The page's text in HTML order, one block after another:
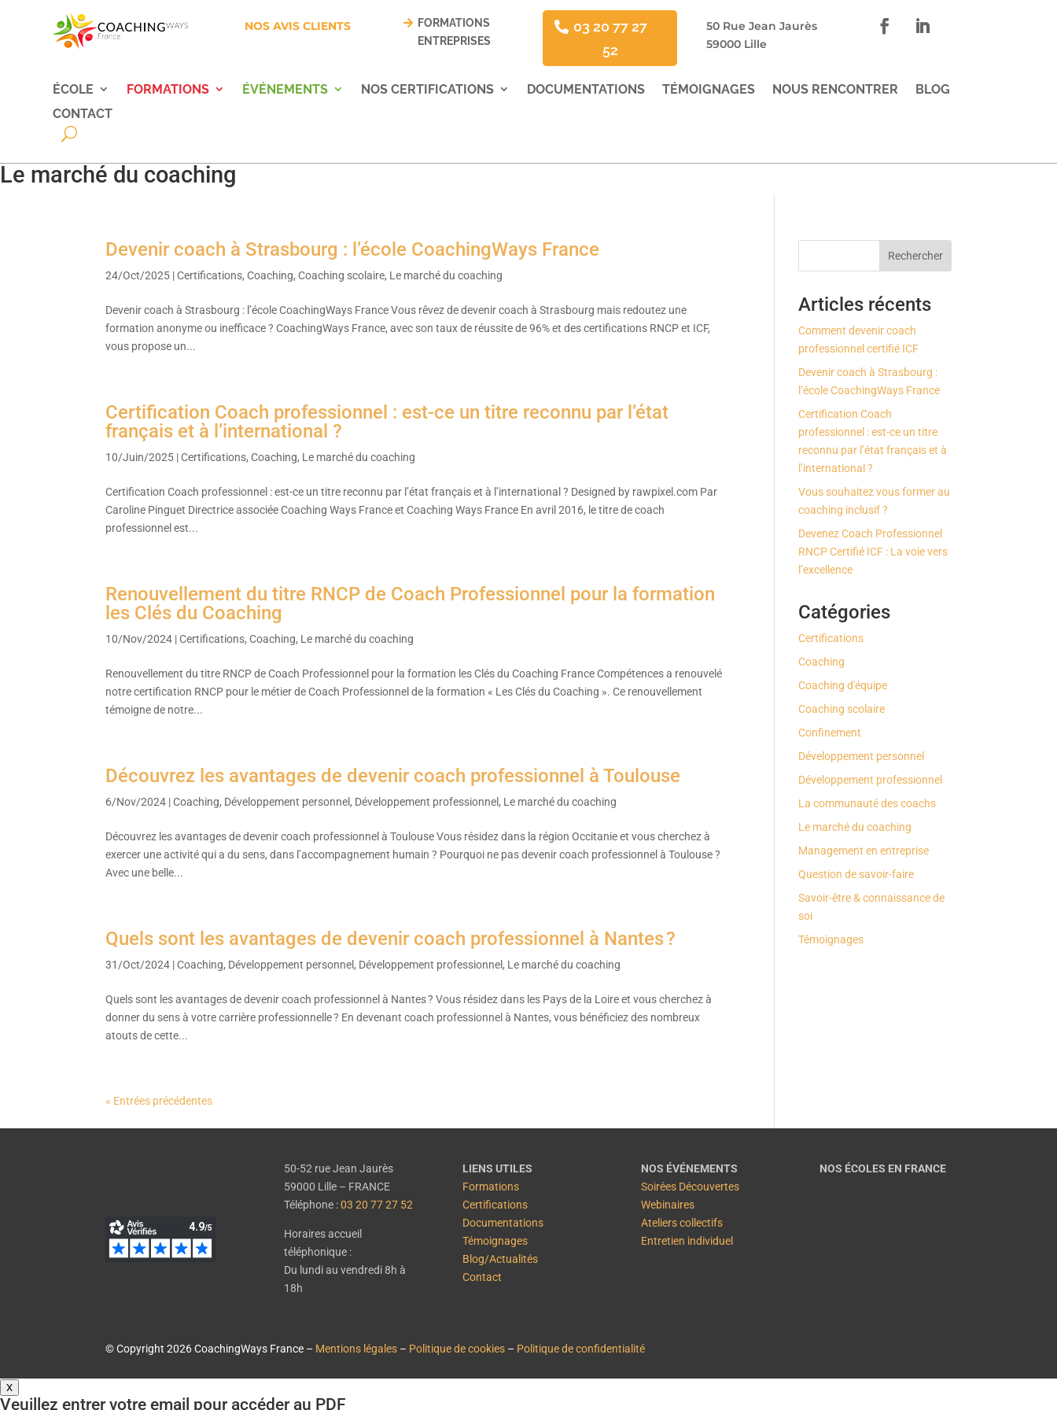
NOS AVIS CLIENTS
FORMATIONS
ENTREPRISES
03 20 77 27
52
50 Rue Jean Jaurès
59000 Lille
ÉCOLE FORMATIONS ÉVÉNEMENTS NOS CERTIFICATIONS DOCUMENTATIONS TÉMOIGNAGES NOUS RENCONTRER
BLOG
CONTACT
Le marché du coaching
Devenir coach à Strasbourg : l’école CoachingWays France
24/Oct/2025 |Certifications,Coaching,Coaching scolaire, Le marché du coaching
Devenir coach à Strasbourg : l’école CoachingWays France Vous rêvez de devenir coach à Strasbourg mais redoutez une
formation anonyme ou inefficace ? CoachingWays France, avec son taux de réussite de 96% et des certifications RNCP et ICF,
vous propose un...
Certification Coach professionnel : est-ce un titre reconnu par l’état
français et à l’international ?
10/Juin/2025 |Certifications,Coaching, Le marché du coaching
Certification Coach professionnel : est-ce un titre reconnu par l’état français et à l’international ? Designed by rawpixel.com Par
Caroline Pinguet Directrice associée Coaching Ways France et Coaching Ways France En avril 2016, le titre de coach
professionnel est...
Renouvellement du titre RNCP de Coach Professionnel pour la formation
les Clés du Coaching
10/Nov/2024 |Certifications,Coaching, Le marché du coaching
Renouvellement du titre RNCP de Coach Professionnel pour la formation les Clés du Coaching France Compétences a renouvelé
notre certification RNCP pour le métier de Coach Professionnel de la formation « Les Clés du Coaching ». Ce renouvellement
témoigne de notre...
Découvrez les avantages de devenir coach professionnel à Toulouse
6/Nov/2024 |Coaching, Développement personnel, Développement professionnel, Le marché du coaching
Découvrez les avantages de devenir coach professionnel à Toulouse Vous résidez dans la région Occitanie et vous cherchez à
exercer une activité qui a du sens, dans l’accompagnement humain ? Pourquoi ne pas devenir coach professionnel à Toulouse ?
Avec une belle...
Quels sont les avantages de devenir coach professionnel à Nantes ?
31/Oct/2024 |Coaching, Développement personnel, Développement professionnel, Le marché du coaching
Quels sont les avantages de devenir coach professionnel à Nantes ? Vous résidez dans les Pays de la Loire et vous cherchez à
donner du sens à votre carrière professionnelle ? En devenant coach professionnel à Nantes, vous bénéficiez des nombreux
atouts de cette...
« Entrées précédentes
Rechercher
Articles récents
Comment devenir coach
professionnel certifié ICF
Devenir coach à Strasbourg :
l’école CoachingWays France
Certification Coach
professionnel : est-ce un titre
reconnu par l’état français et à
l’international ?
Vous souhaitez vous former au
coaching inclusif ?
Devenez Coach Professionnel
RNCP Certifié ICF : La voie vers
l’excellence
Catégories
Certifications
Coaching
Coaching d'équipe
Coaching scolaire
Confinement
Développement personnel
Développement professionnel
La communauté des coachs
Le marché du coaching
Management en entreprise
Question de savoir-faire
Savoir-être & connaissance de
soi
Témoignages
50-52 rue Jean Jaurès
59000 Lille – FRANCE
Téléphone :03 20 77 27 52
Horaires accueil
téléphonique :
Du lundi au vendredi 8h à
18h
LIENS UTILES
Formations
Certifications
Documentations
Témoignages
Blog/Actualités
Contact
NOS ÉVÉNEMENTS
Soirées Découvertes
Webinaires
Ateliers collectifs
Entretien individuel
NOS ÉCOLES EN FRANCE
© Copyright 2026 CoachingWays France – Mentions légales – Politique de cookies – Politique de confidentialité
X
Veuillez entrer votre email pour accéder au PDF